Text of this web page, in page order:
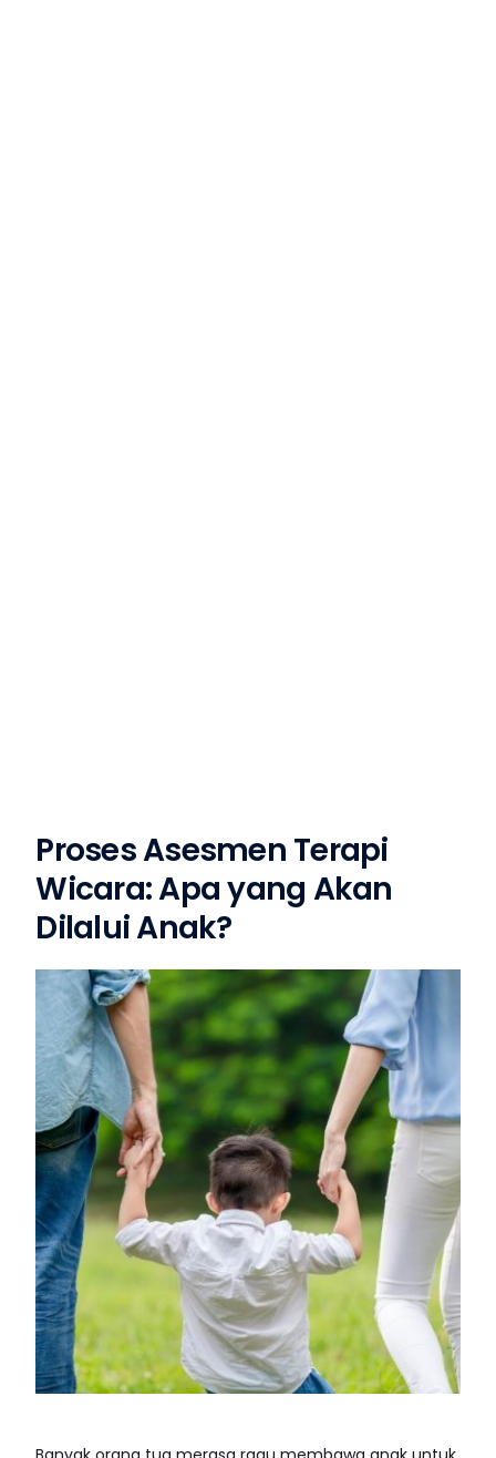
Proses Asesmen Terapi
Wicara: Apa yang Akan
Dilalui Anak?